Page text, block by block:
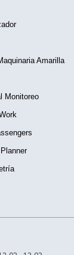
Amarilla
Monitoreo